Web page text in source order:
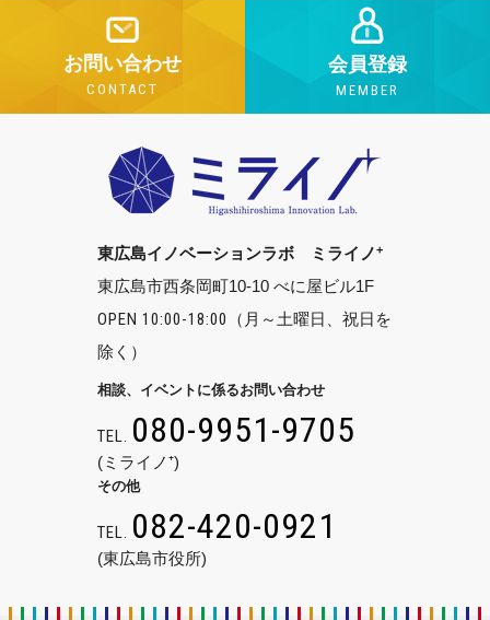
お問い合わせ
CONTACT
会員登録
MEMBER
東広島イノベーションラボ ミライノ+
東広島市西条岡町10-10 べに屋ビル1F
OPEN 10:00-18:00
（月～土曜日、祝日を
除く）
相談、イベントに係るお問い合わせ
TEL. 080-9951-9705
(ミライノ⁺)
その他
TEL. 082-420-0921
(東広島市役所)